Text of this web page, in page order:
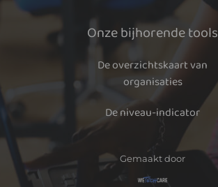
Onze bijhorende tools
De overzichtskaart van
organisaties
De niveau-indicator
Gemaakt door